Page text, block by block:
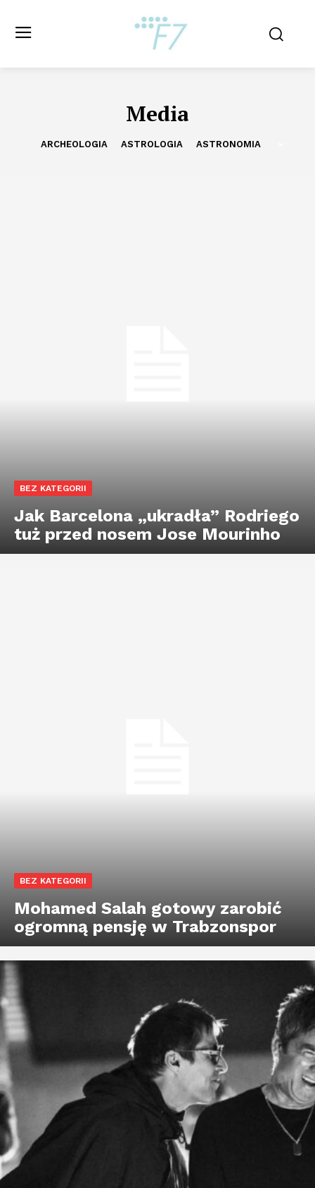
Media
ARCHEOLOGIA ASTROLOGIA ASTRONOMIA
BEZ KATEGORII
Jak Barcelona „ukradła” Rodriego
tuż przed nosem Jose Mourinho
BEZ KATEGORII
Mohamed Salah gotowy zarobić
ogromną pensję w Trabzonspor